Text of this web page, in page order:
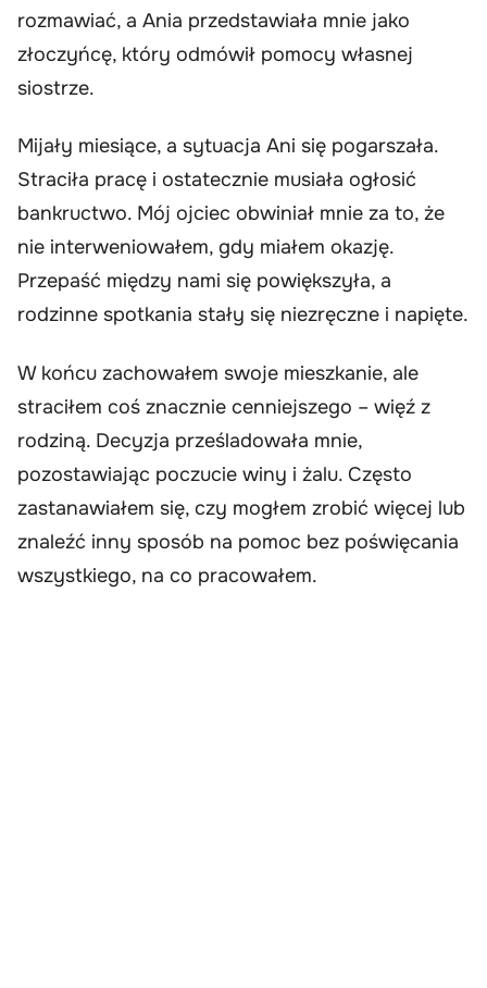
rozmawiać, a Ania przedstawiała mnie jako
złoczyńcę, który odmówił pomocy własnej
siostrze.
Mijały miesiące, a sytuacja Ani się pogarszała.
Straciła pracę i ostatecznie musiała ogłosić
bankructwo. Mój ojciec obwiniał mnie za to, że
nie interweniowałem, gdy miałem okazję.
Przepaść między nami się powiększyła, a
rodzinne spotkania stały się niezręczne i napięte.
W końcu zachowałem swoje mieszkanie, ale
straciłem coś znacznie cenniejszego – więź z
rodziną. Decyzja prześladowała mnie,
pozostawiając poczucie winy i żalu. Często
zastanawiałem się, czy mogłem zrobić więcej lub
znaleźć inny sposób na pomoc bez poświęcania
wszystkiego, na co pracowałem.